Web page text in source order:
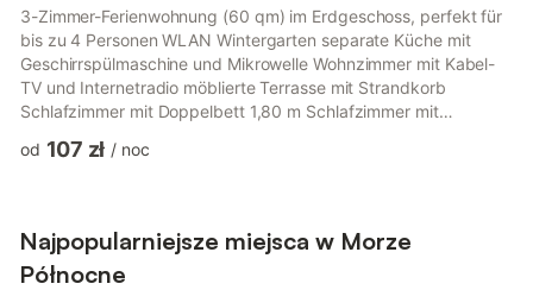
3-Zimmer-Ferienwohnung (60 qm) im Erdgeschoss, perfekt für
bis zu 4 Personen WLAN Wintergarten separate Küche mit
Geschirrspülmaschine und Mikrowelle Wohnzimmer mit Kabel-
TV und Internetradio möblierte Terrasse mit Strandkorb
Schlafzimmer mit Doppelbett 1,80 m Schlafzimmer mit
und ein Reisebett zur Verfügung Duschbad mit WC, Fön
Strandkorb • Kabel-TV • Intenetradio • WLAN Nicht weit vom
Nordseedeich und Strand entfe...
od 107 zł / noc
Najpopularniejsze miejsca w Morze
Północne